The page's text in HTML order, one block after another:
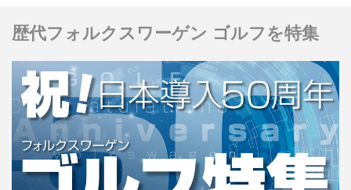
歴代フォルクスワーゲン ゴルフを特集